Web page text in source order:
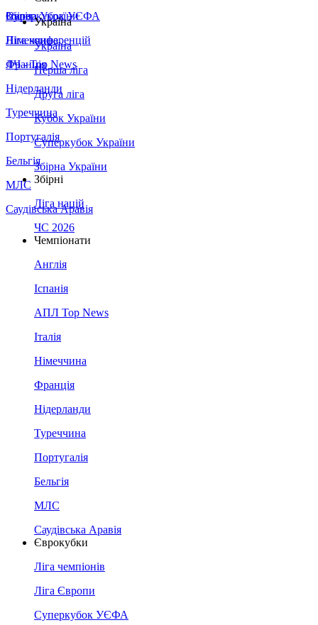
Збірна України
Італія
Німеччина
Франція
Нідерланди
Туреччина
Португалія
Бельгія
МЛС
Саудівська Аравія
Суперкубок УЄФА
Ліга конференцій
ЛЧ - Top News
Україна
Україна
Перша ліга
Друга ліга
Кубок України
Суперкубок України
Збірна України
Збірні
Ліга націй
ЧС 2026
Чемпіонати
Англія
Іспанія
АПЛ Top News
Італія
Німеччина
Франція
Нідерланди
Туреччина
Португалія
Бельгія
МЛС
Саудівська Аравія
Єврокубки
Ліга чемпіонів
Ліга Європи
Суперкубок УЄФА